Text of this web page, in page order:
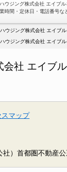
ウジング株式会社 エイブル
時間・定休日・電話番号な
ウジング株式会社 エイブ
ウジング株式会社 エイブ
社 エイブ
スマップ
）首都圏不動産